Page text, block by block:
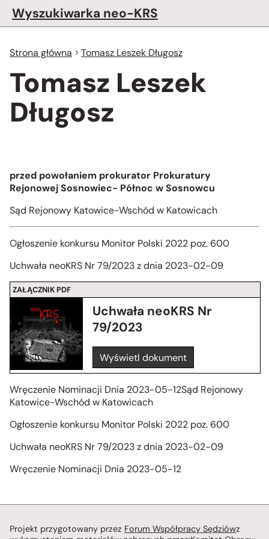
Wyszukiwarka neo-KRS
Strona główna Tomasz Leszek Długosz
Tomasz Leszek
Długosz
przed powołaniem prokurator Prokuratury
Rejonowej Sosnowiec- Północ w Sosnowcu
Sąd Rejonowy Katowice-Wschód w Katowicach
Ogłoszenie konkursu Monitor Polski 2022 poz. 600
Uchwała neoKRS Nr 79/2023 z dnia 2023-02-09
ZAŁĄCZNIK PDF
Uchwała neoKRS Nr
79/2023
Wyświetl dokument
Wręczenie Nominacji Dnia 2023-05-12Sąd Rejonowy
Katowice-Wschód w Katowicach
Ogłoszenie konkursu Monitor Polski 2022 poz. 600
Uchwała neoKRS Nr 79/2023 z dnia 2023-02-09
Wręczenie Nominacji Dnia 2023-05-12
Projekt przygotowany przez Forum Współpracy Sędziówz